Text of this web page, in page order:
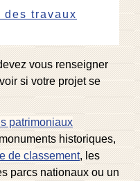
des travaux
vous renseigner
si votre projet se
patrimoniaux
historiques,
de classement, les
parcs nationaux ou un